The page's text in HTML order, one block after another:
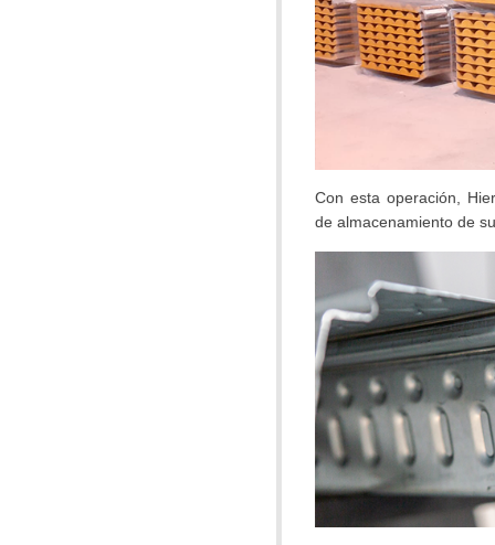
Con esta operación,
de almacenamiento de